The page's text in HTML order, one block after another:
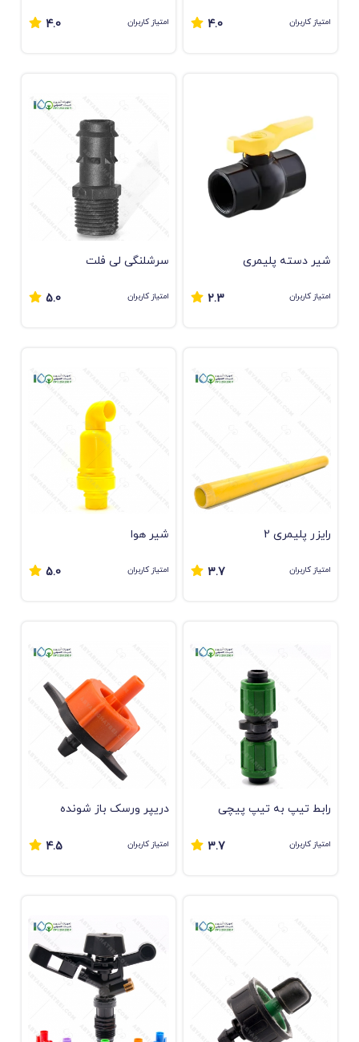
امتیاز کاربران 4.0 امتیاز کاربران 4.0
شیر دسته پلیمری
امتیاز کاربران 2.3
سرشلنگی لی فلت
امتیاز کاربران 5.0
رایزر پلیمری 2
امتیاز کاربران 3.7
شیر هوا
امتیاز کاربران 5.0
رابط تیپ به تیپ پیچی
امتیاز کاربران 3.7
دریپر ورسک باز شونده
امتیاز کاربران 4.5